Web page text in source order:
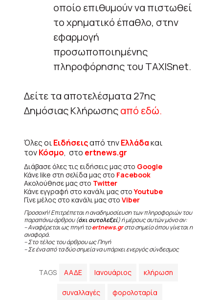
οποίο επιθυμούν να πιστωθεί
το χρηματικό έπαθλο, στην
εφαρμογή
προσωποποιημένης
πληροφόρησης του TAXISnet.
Δείτε τα αποτελέσματα 27ης
Δημόσιας Κλήρωσηςαπό εδώ.
Όλες οιΕιδήσειςαπό τηνΕλλάδακαι
τονΚόσμο, στο ertnews.gr
Διάβασε όλες τις ειδήσεις μας στο Google
Κάνε like στη σελίδα μας στο Facebook
Ακολούθησε μας στο Twitter
Κάνε εγγραφή στο κανάλι μας στοYoutube
Γίνε μέλος στο κανάλι μας στο Viber
Προσοχή! Επιτρέπεται η αναδημοσίευση των πληροφοριών του
παραπάνω άρθρου (όχι αυτολεξεί) ή μέρους αυτών μόνο αν:
– Αναφέρεται ως πηγή τοertnews.grστο σημείο όπου γίνεται η
αναφορά.
– Στο τέλος του άρθρου ως Πηγή
– Σε ένα από τα δύο σημεία να υπάρχει ενεργός σύνδεσμος
TAGS ΑΑΔΕ Ιανουάριος κλήρωση
συναλλαγές φορολοταρία